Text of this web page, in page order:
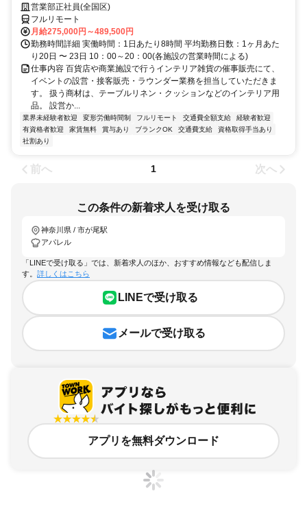
営業部正社員(全国区)
フルリモート
月給275,000円～489,500円
勤務時間詳細 実働時間：1日あたり8時間 平均勤務日数：1ヶ月あた
り20日 〜 23日 10：00～20：00(各施設の営業時間による)
仕事内容 百貨店や商業施設で行うインテリア雑貨の催事販売にて、
イベントの設営・接客販売・ラウンダー業務を担当していただきま
す。 扱う商材は、テーブルリネン・クッションなどのインテリア用
品。 設営か...
業界未経験者歓迎 変形労働時間制 フルリモート 交通費全額支給
経験者歓迎
有資格者歓迎
家賃無料 賞与あり ブランクOK 交通費支給
資格取得手当あり
社割あり
前へ 1 次へ
この条件の新着求人を受け取る
神奈川県 / 市が尾駅
アパレル
「LINEで受け取る」では、新着求人のほか、おすすめ情報なども配信しま
す。 詳しくはこちら
LINEで受け取る
メールで受け取る
アプリを無料ダウンロード